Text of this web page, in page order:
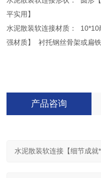
平实用】
水泥散装软连接材质：
强材质】 衬托钢丝骨架或扁铁
产品咨询